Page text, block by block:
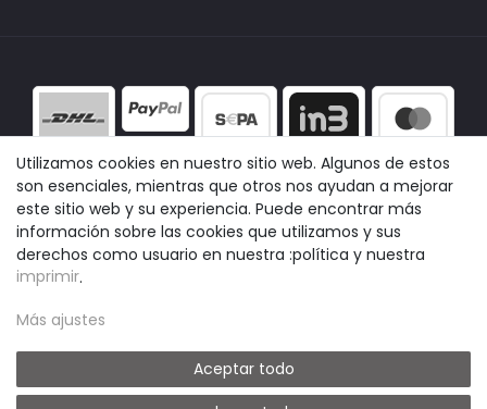
Utilizamos cookies en nuestro sitio web. Algunos de estos
son esenciales, mientras que otros nos ayudan a mejorar
este sitio web y su experiencia. Puede encontrar más
información sobre las cookies que utilizamos y sus
derechos como usuario en nuestra :política y nuestra
imprimir.
Más ajustes
Aceptar todo